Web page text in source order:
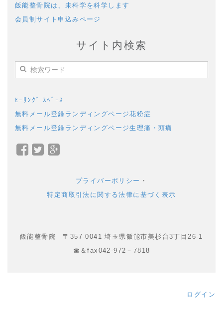
飯能整骨院は、未科学を科学します
会員制サイト申込みページ
サイト内検索
ﾋｰﾘﾝｸﾞ ｽﾍﾟｰｽ
無料メール登録ランディングページ花粉症
無料メール登録ランディングページ生理痛・頭痛
Facebook
Twitter
ェ
ェ
プライバーポリシー ・
特定商取引法に関する法律に基づく表示
飯能整骨院 〒357-0041 埼玉県飯能市美杉台3丁目26-1
☎＆fax042-972－7818
ログイン